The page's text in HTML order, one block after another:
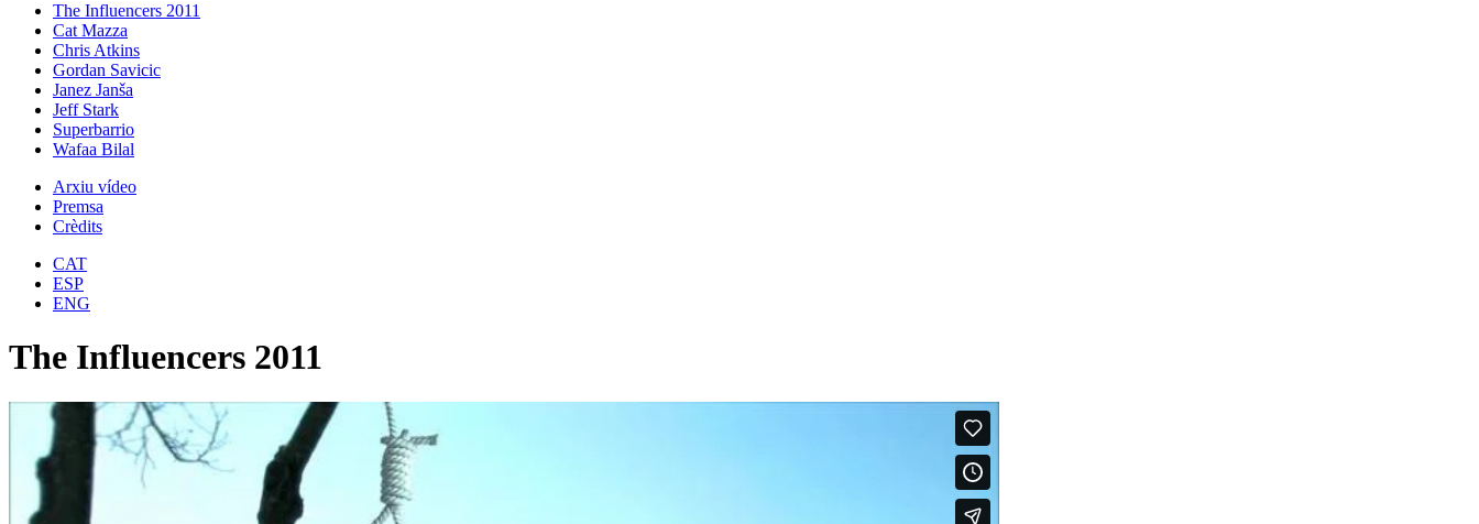
The Influencers 2011
Cat Mazza
Chris Atkins
Gordan Savicic
Janez Janša
Jeff Stark
Superbarrio
Wafaa Bilal
Arxiu vídeo
Premsa
Crèdits
CAT
ESP
ENG
The Influencers 2011